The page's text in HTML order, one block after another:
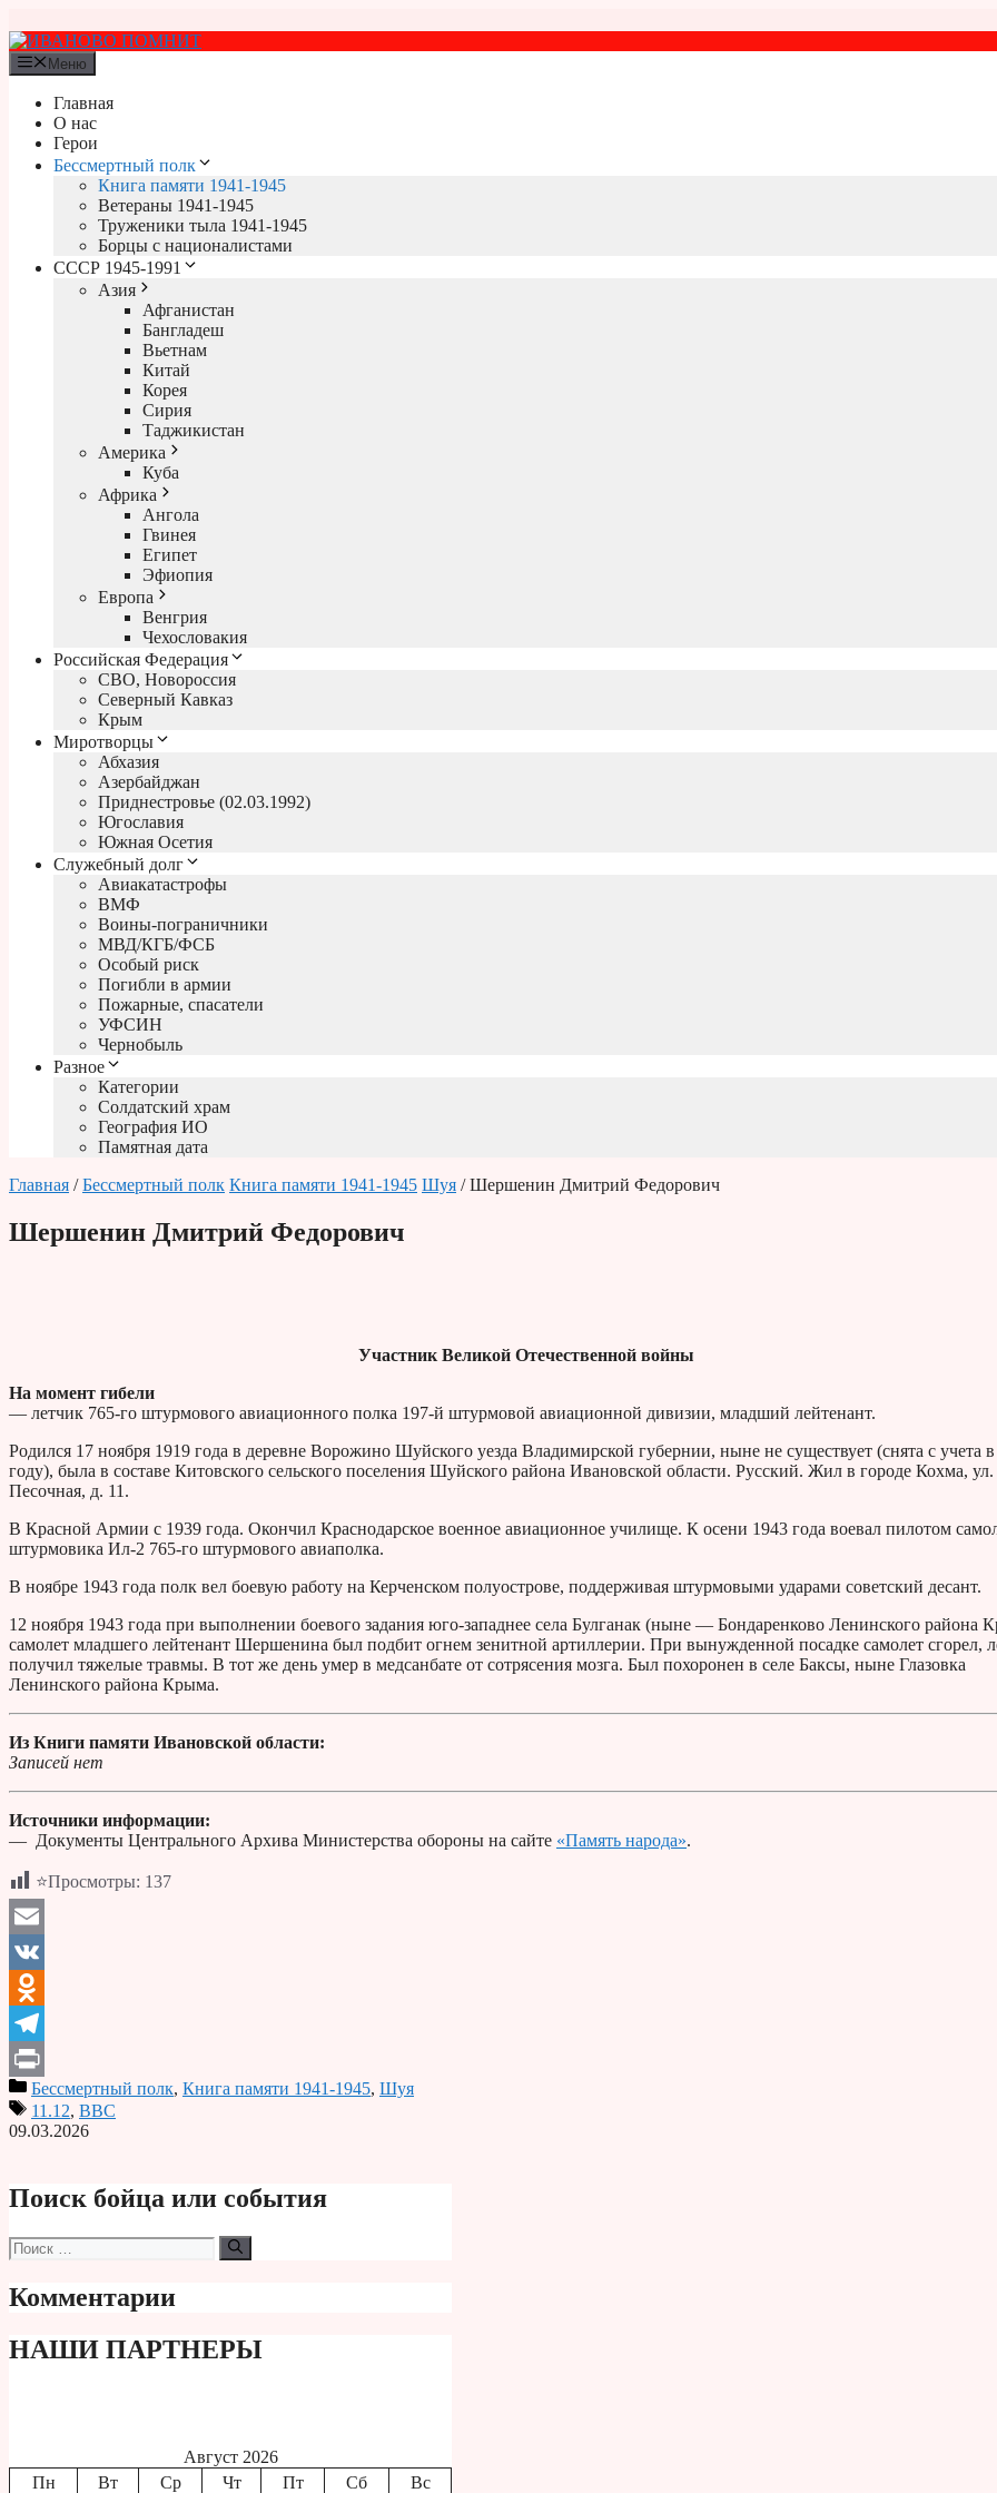
к
содержимому
Меню
Главная
О нас
Герои
Бессмертный полк
Книга памяти 1941-1945
Ветераны 1941-1945
Труженики тыла 1941-1945
Борцы с националистами
СССР 1945-1991
Азия
Афганистан
Бангладеш
Вьетнам
Китай
Корея
Сирия
Таджикистан
Америка
Куба
Африка
Ангола
Гвинея
Египет
Эфиопия
Европа
Венгрия
Чехословакия
Российская Федерация
СВО, Новороссия
Северный Кавказ
Крым
Миротворцы
Абхазия
Азербайджан
Приднестровье (02.03.1992)
Югославия
Южная Осетия
Служебный долг
Авиакатастрофы
ВМФ
Воины-пограничники
МВД/КГБ/ФСБ
Особый риск
Погибли в армии
Пожарные, спасатели
УФСИН
Чернобыль
Разное
Категории
Солдатский храм
География ИО
Памятная дата
Главная /Бессмертный полк Книга памяти 1941-1945 Шуя / Шершенин Дмитрий Федорович
Шершенин Дмитрий Федорович
Участник Великой Отечественной войны
На момент гибели
— летчик 765-го штурмового авиационного полка 197-й штурмовой авиационной дивизии, младший лейтенант.
Родился 17 ноября 1919 года в деревне Ворожино Шуйского уезда Владимирской губернии, ныне не существует (снята с учета
году), была в составе Китовского сельского поселения Шуйского района Ивановской области. Русский. Жил в городе Кохма, ул.
Песочная, д. 11.
В Красной Армии с 1939 года. Окончил Краснодарское военное авиационное училище. К осени 1943 года воевал пилотом
штурмовика Ил-2 765-го штурмового авиаполка.
В ноябре 1943 года полк вел боевую работу на Керченском полуострове, поддерживая штурмовыми ударами советский десант.
12 ноября 1943 года при выполнении боевого задания юго-западнее села Булганак (ныне — Бондаренково Ленинского района
самолет младшего лейтенант Шершенина был подбит огнем зенитной артиллерии. При вынужденной посадке самолет сгорел,
получил тяжелые травмы. В тот же день умер в медсанбате от сотрясения мозга. Был похоронен в селе Баксы, ныне Глазовка
Ленинского района Крыма.
Из Книги памяти Ивановской области:
Записей нет
Источники информации:
— Документы Центрального Архива Министерства обороны на сайте «Память народа».
⭐Просмотры: 137
Email
VK
Odnoklassniki
Telegram
PrintБессмертный полк, Книга памяти 1941-1945, Шуя
11.12, ВВС
09.03.2026
Поиск бойца или события
Поиск:
Комментарии
НАШИ ПАРТНЕРЫ
Август 2026
Пн
Вт Ср Чт Пт Сб Вс